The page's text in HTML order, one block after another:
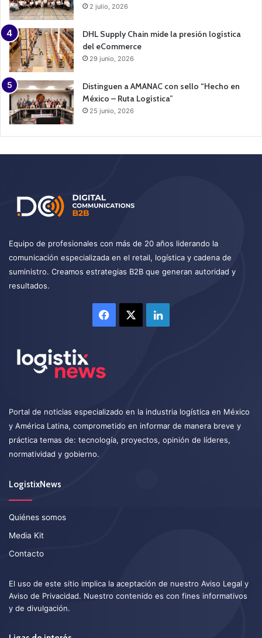
2 julio, 2026
DHL Supply Chain mide la presión logística
del eCommerce
29 junio, 2026
Distinguen a AMANAC con sello “Hecho en
México – Ruta Logística”
25 junio, 2026
Equipo de profesionales con más de 20 años liderando la
comunicación especializada en el retail, logística y cadena de
suministro. Creamos estrategias B2B que generan autoridad y
resultados.
Facebook LinkedIn
Portal de noticias especializado en la industria logística en México
y América Latina, comprometido en informar de manera breve y
práctica temas de: tecnología, proyectos, opinión de líderes,
normatividad y gobierno.
LogistixNews
Quiénes somos
Media Kit
Contacto
El uso de este sitio implica la aceptación de nuestro Aviso Legal y
Aviso de Privacidad. Nuestro contenido es con fines informativos
y de divulgación.